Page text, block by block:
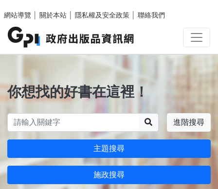
網站導覽
關於本站 隱私權及安全政策 聯絡我們
你想找的好書在這裡！
進階搜尋
主題搜尋
施政搜尋